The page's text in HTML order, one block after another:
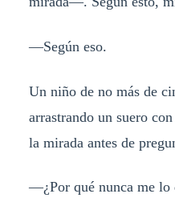
—Según eso.
Un niño de no más de
arrastrando un suero
la mirada antes de
—¿Por qué nunca me lo